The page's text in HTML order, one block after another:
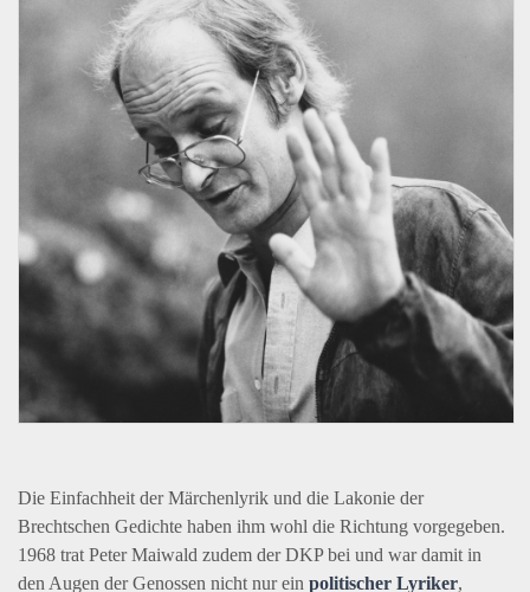
Die Einfachheit der Märchenlyrik und die Lakonie der
Brechtschen Gedichte haben ihm wohl die Richtung vorgegeben.
1968 trat Peter Maiwald zudem derDKPbei und war damit in
den Augen der Genossen nicht nur ein politischer Lyriker,